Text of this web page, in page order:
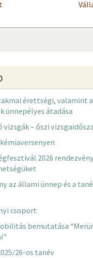
érettségi, valamint
ünnepélyes átadása
– őszi
2026
az állami ünnep és a
csoport
bemutatása
26-os tanév